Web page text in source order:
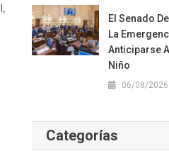
El Senado
La
Anticiparse
Niño
06/08/2026
Categorías